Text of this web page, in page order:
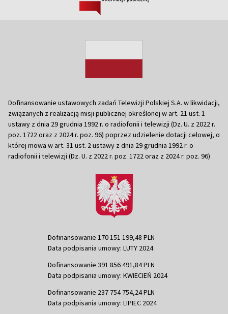
Dofinansowanie ustawowych zadań Telewizji Polskiej S.A. w likwidacji,
związanych z realizacją misji publicznej określonej w art. 21 ust. 1
ustawy z dnia 29 grudnia 1992 r. o radiofonii i telewizji (Dz. U. z 2022 r.
poz. 1722 oraz z 2024 r. poz. 96) poprzez udzielenie dotacji celowej, o
której mowa w art. 31 ust. 2 ustawy z dnia 29 grudnia 1992 r. o
radiofonii i telewizji (Dz. U. z 2022 r. poz. 1722 oraz z 2024 r. poz. 96)
Dofinansowanie 170 151 199,48 PLN
Data podpisania umowy: LUTY 2024
Dofinansowanie 391 856 491,84 PLN
Data podpisania umowy: KWIECIEŃ 2024
Dofinansowanie 237 754 754,24 PLN
Data podpisania umowy: LIPIEC 2024